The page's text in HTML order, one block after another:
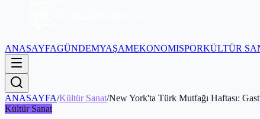
ANASAYFAGÜNDEMYAŞAMEKONOMISPORKÜLTÜR
ANASAYFA/Kültür Sanat/New York'ta Türk Mutfağı Haftası:
Kültür Sanat